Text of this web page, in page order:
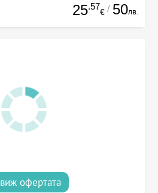
25.57
€ / 50лв.
виж офертата